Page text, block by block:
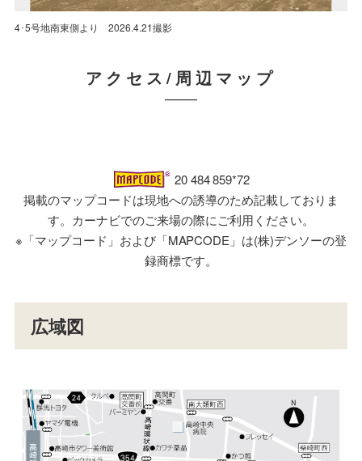
分譲地西側道路北側より 2026.4.21撮影
4･5号地南東側より 2026.4.21撮影
分譲地北側道路西側より 2026.4.21撮影
分譲地西側道路北側より 2026.4.21撮影
4･5号地南東側より 2026.4.21撮影
アクセス/周辺マップ
20 484 859*72
掲載のマップコードは現地への誘導のため記載しておりま
す。カーナビでのご来場の際にご利用ください。
※「マップコード」および「MAPCODE」は(株)デンソーの登
録商標です。
広域図